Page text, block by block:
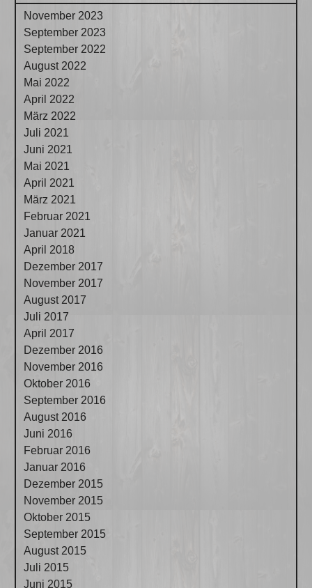
November 2023
September 2023
September 2022
August 2022
Mai 2022
April 2022
März 2022
Juli 2021
Juni 2021
Mai 2021
April 2021
März 2021
Februar 2021
Januar 2021
April 2018
Dezember 2017
November 2017
August 2017
Juli 2017
April 2017
Dezember 2016
November 2016
Oktober 2016
September 2016
August 2016
Juni 2016
Februar 2016
Januar 2016
Dezember 2015
November 2015
Oktober 2015
September 2015
August 2015
Juli 2015
Juni 2015